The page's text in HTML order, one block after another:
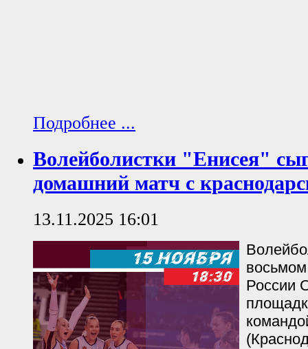
Подробнее ...
Волейболистки "Енисея"
домашний матч с
13.11.2025 16:01
России